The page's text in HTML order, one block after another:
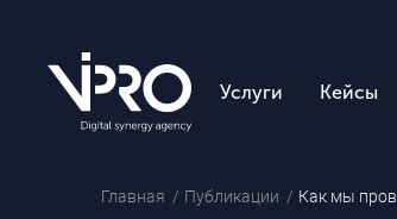
Услуги Кейсы
Главная Публикации Как мы